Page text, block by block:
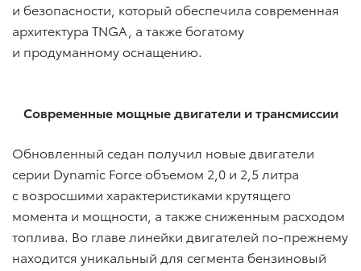
и безопасности, который обеспечила современная
архитектура TNGA, а также богатому
и продуманному оснащению.
Современные мощные двигатели и трансмиссии
Обновленный седан получил новые двигатели
серии Dynamic Force объемом 2,0 и 2,5 литра
с возросшими характеристиками крутящего
момента и мощности, а также сниженным расходом
топлива. Во главе линейки двигателей по-прежнему
находится уникальный для сегмента бензиновый